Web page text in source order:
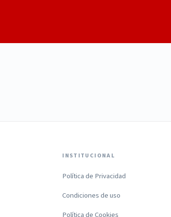
INSTITUCIONAL
Política de Privacidad
Condiciones de uso
Política de Cookies